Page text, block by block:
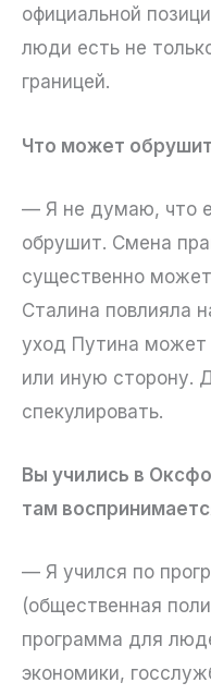
официальной
люди есть не
границей.
Что может
— Я не думаю, что
обрушит. Смена
существенно
Сталина повлияла
уход Путина может
или иную сторону.
спекулировать.
Вы учились в
там
— Я учился по
(общественная
программа для
экономики,